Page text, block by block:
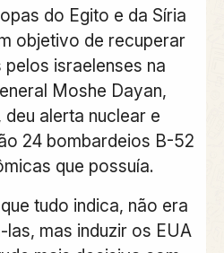
do Egito e da Síria
objetivo de recuperar
israelenses na
Moshe Dayan,
alerta nuclear e
24 bombardeios B-52
que possuía.
tudo indica, não era
mas induzir os EUA